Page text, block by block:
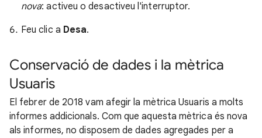
nova: activeu o desactiveu l'interruptor.
Feu clic a Desa.
Conservació de dades i la mètrica
Usuaris
El febrer de 2018 vam afegir la mètrica Usuaris a molts
informes addicionals. Com que aquesta mètrica és nova
als informes, no disposem de dades agregades per a